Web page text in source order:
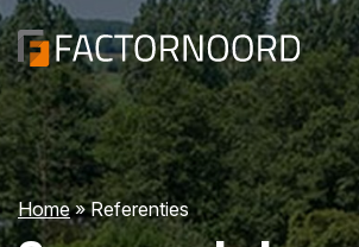
Home»Referenties